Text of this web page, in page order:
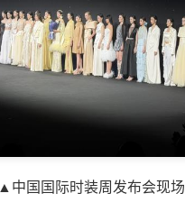
▲中国国际时装周发布会现场